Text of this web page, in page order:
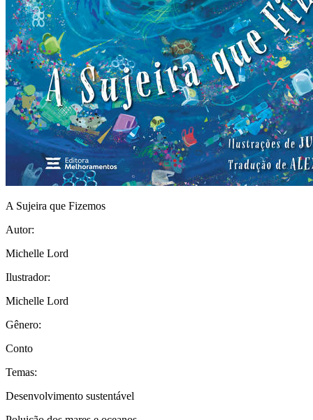
A Sujeira que Fizemos
Autor:
Michelle Lord
Ilustrador:
Michelle Lord
Gênero:
Conto
Temas:
Desenvolvimento sustentável